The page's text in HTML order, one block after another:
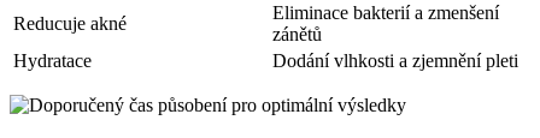
Reducuje akné
Eliminace bakterií a zmenšení
zánětů
Hydratace
Dodání vlhkosti a⁤ zjemnění pleti